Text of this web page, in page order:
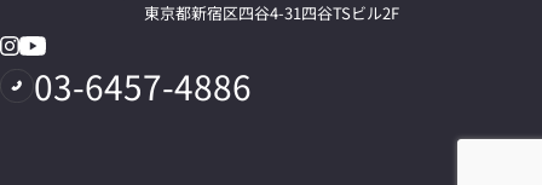
東京都新宿区四谷4-31四谷TSビル2F
03-6457-4886